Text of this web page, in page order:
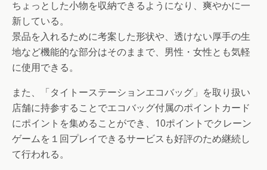
ちょっとした小物を収納できるようになり、爽やかに一
新している。
景品を入れるために考案した形状や、透けない厚手の生
地など機能的な部分はそのままで、男性・女性とも気軽
に使用できる。
また、「タイトーステーションエコバッグ」を取り扱い
店舗に持参することでエコバッグ付属のポイントカード
にポイントを集めることができ、10ポイントでクレーン
ゲームを１回プレイできるサービスも好評のため継続し
て行われる。